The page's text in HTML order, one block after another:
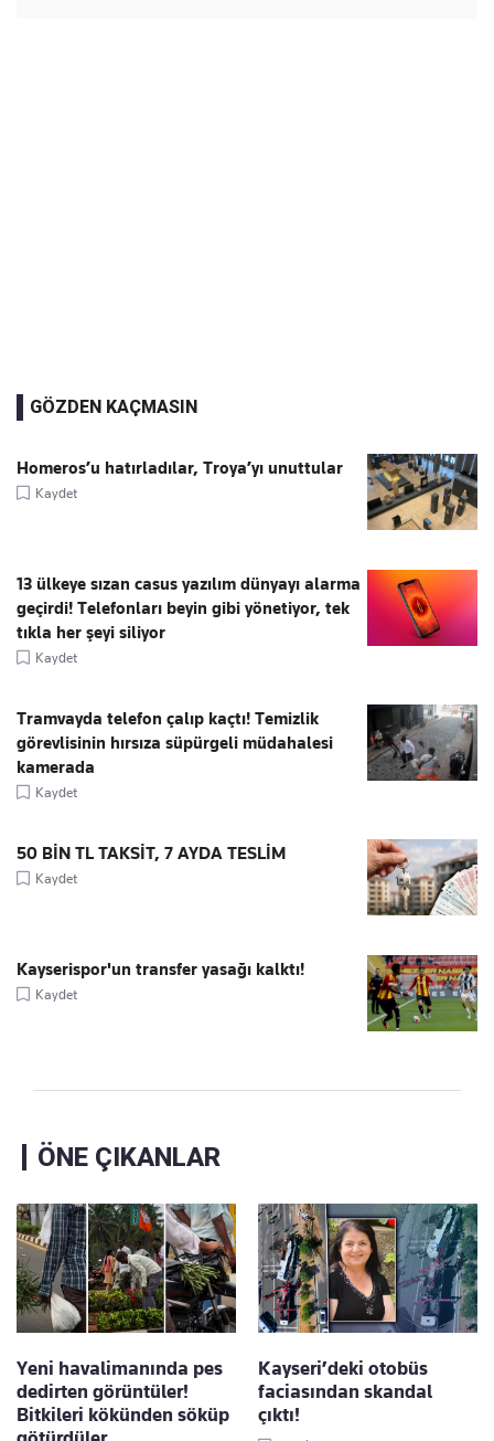
GÖZDEN KAÇMASIN
Homeros’u hatırladılar, Troya’yı unuttular
Kaydet
13 ülkeye sızan casus yazılım dünyayı alarma
geçirdi! Telefonları beyin gibi yönetiyor, tek
tıkla her şeyi siliyor
Kaydet
Tramvayda telefon çalıp kaçtı! Temizlik
görevlisinin hırsıza süpürgeli müdahalesi
kamerada
Kaydet
50 BİN TL TAKSİT, 7 AYDA TESLİM
Kaydet
Kayserispor'un transfer yasağı kalktı!
Kaydet
ÖNE ÇIKANLAR
Yeni havalimanında pes
dedirten görüntüler!
Bitkileri kökünden söküp
Kayseri’deki otobüs
faciasından skandal
çıktı!